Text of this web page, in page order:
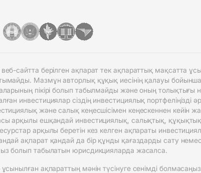
сайтта берілген ақпарат тек ақпараттық мақсатта
Мазмұн авторлық құқық иесінің қалауы
пікірі болып табылмайды және оның толықтығы
инвестициялар сіздің инвестициялық портфеліңізді
және салық кеңесшісімен кеңескеннен кейін
арқылы ешқандай инвестициялық, салықтық,
арқылы беретін кез келген ақпараты
ақпарат қандай да бір құнды қағаздарды сату
болып табылатын юрисдикцияларда жасалса.
ұсынылған ақпараттың мәнін түсінуге сенімді